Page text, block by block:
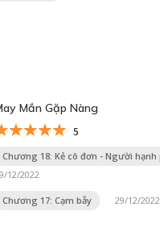
Mắn Gặp Nàng
5
Chương 18: Kẻ cô đơn - Người hạnh
12/2022
Chương 17: Cạm bẫy 29/12/2022